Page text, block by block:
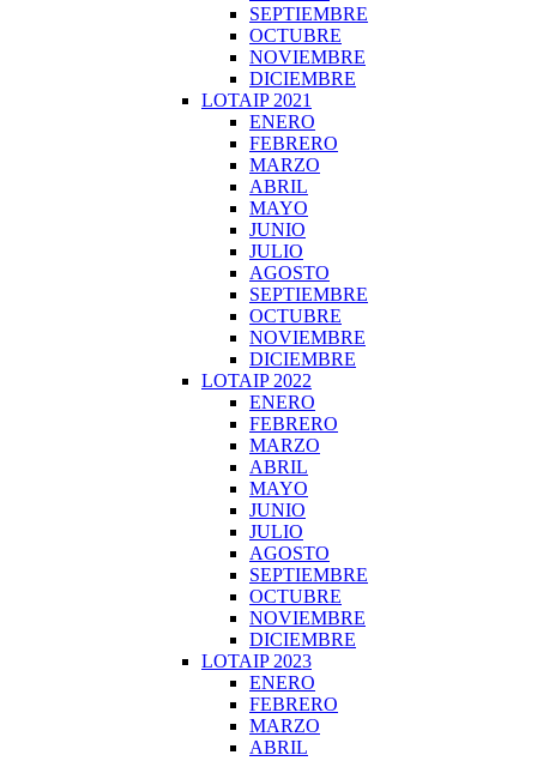
SEPTIEMBRE
OCTUBRE
NOVIEMBRE
DICIEMBRE
LOTAIP 2021
ENERO
FEBRERO
MARZO
ABRIL
MAYO
JUNIO
JULIO
AGOSTO
SEPTIEMBRE
OCTUBRE
NOVIEMBRE
DICIEMBRE
LOTAIP 2022
ENERO
FEBRERO
MARZO
ABRIL
MAYO
JUNIO
JULIO
AGOSTO
SEPTIEMBRE
OCTUBRE
NOVIEMBRE
DICIEMBRE
LOTAIP 2023
ENERO
FEBRERO
MARZO
ABRIL